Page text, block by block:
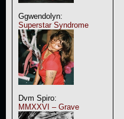
Ggwendolyn:
Superstar Syndrome
Dvm Spiro:
MMXXVI – Grave